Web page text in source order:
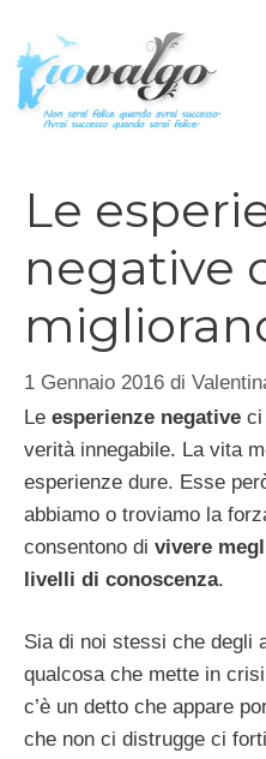
contenuto
Le
negative
1 Gennaio 2016 di
Le esperienze negative ci
verità innegabile. La vita
esperienze dure. Esse
abbiamo o troviamo la
consentono di vivere
livelli di conoscenza.
Sia di noi stessi che degli
qualcosa che mette in
c’è un detto che appare
che non ci distrugge ci